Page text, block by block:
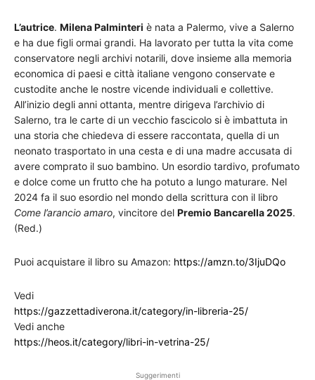
L’autrice. Milena Palminteri è nata a Palermo, vive a Salerno
e ha due figli ormai grandi. Ha lavorato per tutta la vita come
conservatore negli archivi notarili, dove insieme alla memoria
economica di paesi e città italiane vengono conservate e
custodite anche le nostre vicende individuali e collettive.
All’inizio degli anni ottanta, mentre dirigeva l’archivio di
Salerno, tra le carte di un vecchio fascicolo si è imbattuta in
una storia che chiedeva di essere raccontata, quella di un
neonato trasportato in una cesta e di una madre accusata di
avere comprato il suo bambino. Un esordio tardivo, profumato
e dolce come un frutto che ha potuto a lungo maturare. Nel
2024 fa il suo esordio nel mondo della scrittura con il libro
Come l’arancio amaro, vincitore del Premio Bancarella 2025.
(Red.)
Puoi acquistare il libro su Amazon: https://amzn.to/3IjuDQo
Vedi
https://gazzettadiverona.it/category/in-libreria-25/
Vedi anche
https://heos.it/category/libri-in-vetrina-25/
Suggerimenti